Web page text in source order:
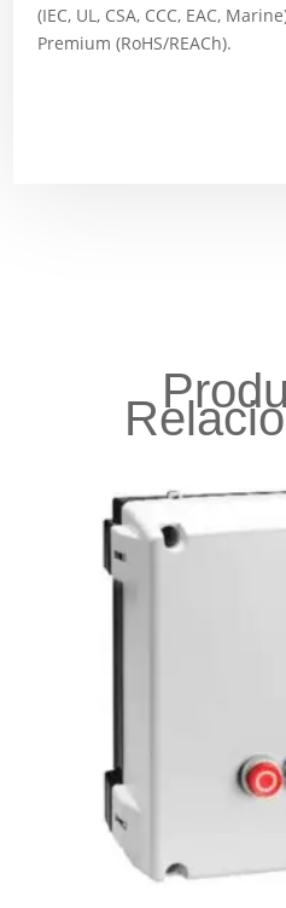
(IEC, UL, CSA, CCC, EAC,
Premium (RoHS/REACh).